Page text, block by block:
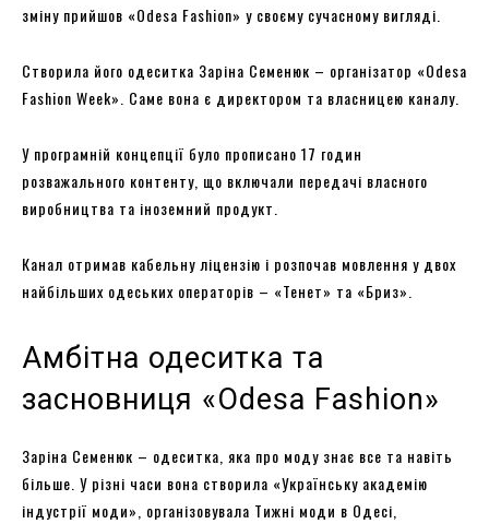
зміну прийшов «Odesa Fashion» у своєму сучасному вигляді.
Створила його одеситка Заріна Семенюк – організатор «Odesa
Fashion Week». Саме вона є директором та власницею каналу.
У програмній концепції було прописано 17 годин
розважального контенту, що включали передачі власного
виробництва та іноземний продукт.
Канал отримав кабельну ліцензію і розпочав мовлення у двох
найбільших одеських операторів – «Тенет» та «Бриз».
Амбітна одеситка та
засновниця «Odesa Fashion»
Заріна Семенюк – одеситка, яка про моду знає все та навіть
більше. У різні часи вона створила «Українську академію
індустрії моди», організовувала Тижні моди в Одесі,